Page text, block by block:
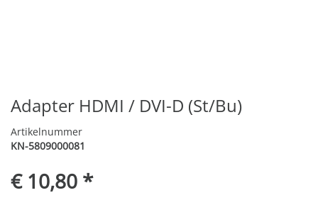
Adapter HDMI / DVI-D (St/Bu)
Artikelnummer
KN-5809000081
€ 10,80 *